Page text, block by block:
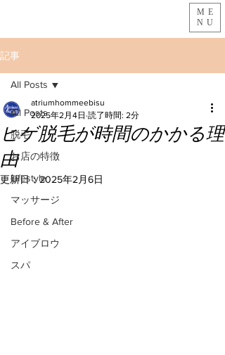
ME
NU
記事
All Posts
脱毛
お店の特徴
Lifestyle
マッサージ
Before & After
アイブロウ
スパ
All Posts
ヒゲ脱毛が時間のかかる理
由
atriumhommeebisu
2025年2月4日 読了時間: 2分
更新日：2025年2月6日